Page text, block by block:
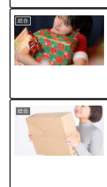
総合
総合